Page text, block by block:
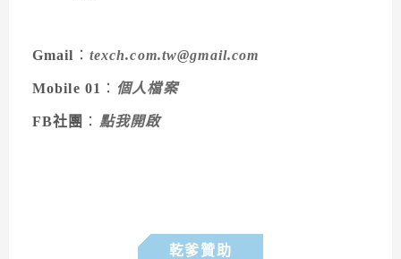
Gmail ： texch.com.tw@gmail.com
Mobile 01 ： 個人檔案
FB社團 ： 點我開啟
乾爹贊助